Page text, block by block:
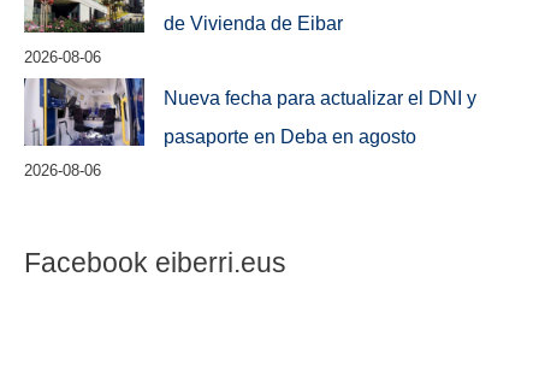
de Vivienda de Eibar
2026-08-06
Nueva fecha para actualizar el DNI y
pasaporte en Deba en agosto
2026-08-06
Facebook eiberri.eus